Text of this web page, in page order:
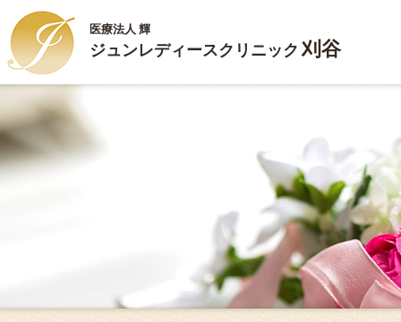
医療法人 輝
ジュンレディースクリニック 刈谷
診療内容
施設案内
お部屋のご案内